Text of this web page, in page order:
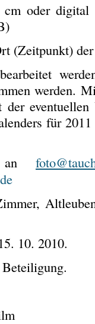
oder
(Zeitpunkt)
werden.
für
an
10. 2010.